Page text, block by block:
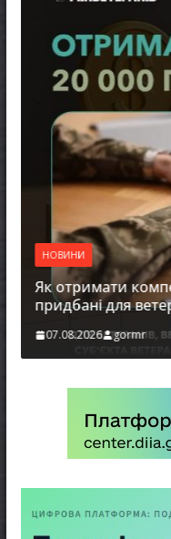
НОВИНИ
Як отримати
придбані для
07.08.2026 gormr